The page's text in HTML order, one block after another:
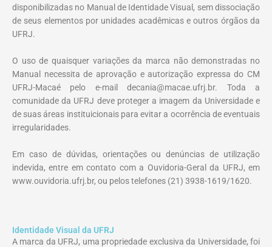
disponibilizadas no Manual de Identidade Visual, sem dissociação
de seus elementos por unidades acadêmicas e outros órgãos da
UFRJ.
O uso de quaisquer variações da marca não demonstradas no
Manual necessita de aprovação e autorização expressa do CM
UFRJ-Macaé pelo e-mail decania@macae.ufrj.br. Toda a
comunidade da UFRJ deve proteger a imagem da Universidade e
de suas áreas instituicionais para evitar a ocorrência de eventuais
irregularidades.
Em caso de dúvidas, orientações ou denúncias de utilização
indevida, entre em contato com a Ouvidoria-Geral da UFRJ, em
www.ouvidoria.ufrj.br, ou pelos telefones (21) 3938-1619/1620.
Identidade Visual da UFRJ
A marca da UFRJ, uma propriedade exclusiva da Universidade, foi